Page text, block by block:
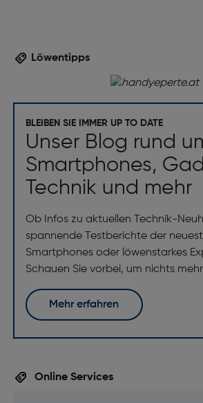
Löwentipps
BLEIBEN SIE IMMER UP TO DATE
Unser Blog rund
Smartphones,
Technik und mehr
Ob Infos zu aktuellen Technik-
spannende Testberichte der
Smartphones oder löwenstarkes
Schauen Sie vorbei, um nichts
Mehr erfahren
Online Services